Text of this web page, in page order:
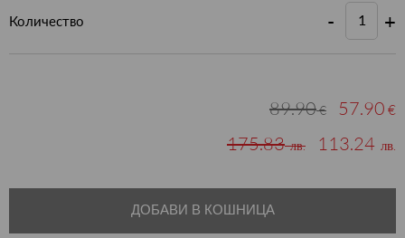
Количество - +
89.90€ 57.90 €
175.83лв. 113.24 лв.
ДОБАВИ В КОШНИЦА